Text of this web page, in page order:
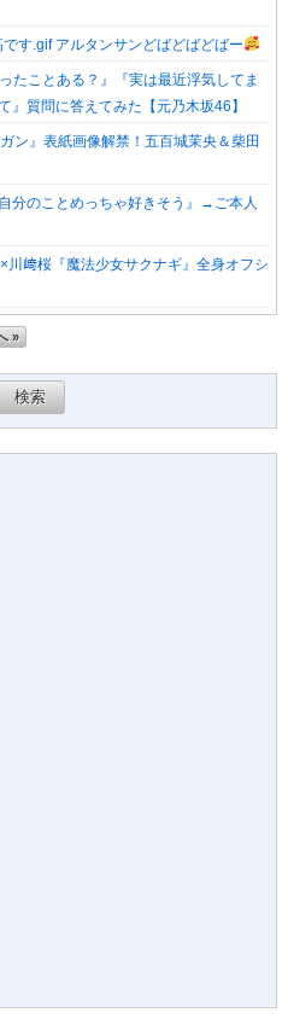
す.gif アルタンサンどばどばどばー
たことある？』『実は最近浮気してま
』質問に答えてみた【元乃木坂46】
ン』表紙画像解禁！五百城茉央＆柴田
分のことめっちゃ好きそう』→ご本人
川﨑桜『魔法少女サクナギ』全身オフシ
»